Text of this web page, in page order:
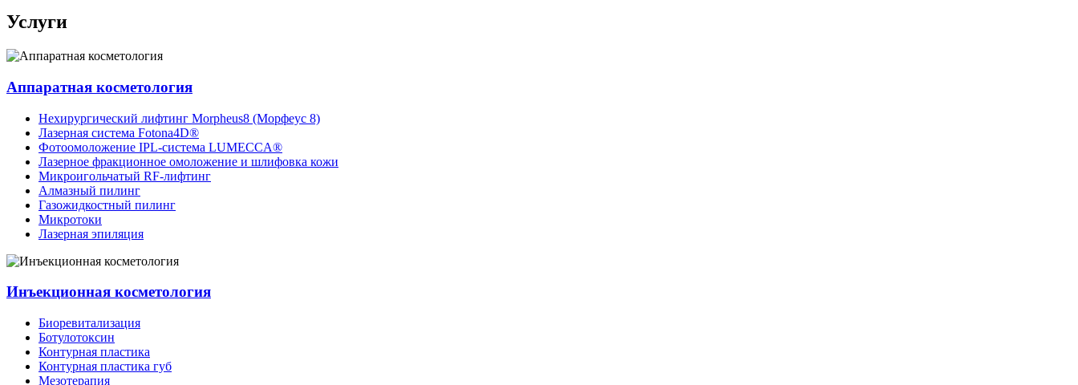
Услуги
Аппаратная косметология
Нехирургический лифтинг Morpheus8 (Морфеус 8)
Лазерная система Fotona4D®
Фотоомоложение IPL-система LUMECCA®
Лазерное фракционное омоложение и шлифовка кожи
Микроигольчатый RF-лифтинг
Алмазный пилинг
Газожидкостный пилинг
Микротоки
Лазерная эпиляция
Инъекционная косметология
Биоревитализация
Ботулотоксин
Контурная пластика
Контурная пластика губ
Мезотерапия